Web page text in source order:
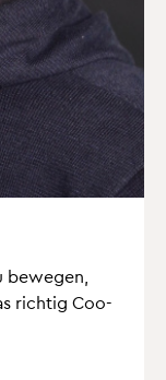
be­we­gen,
rich­tig Coo­